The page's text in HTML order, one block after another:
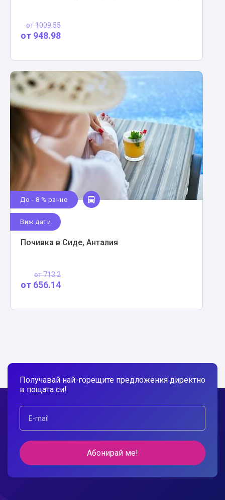
от1009.55
от 948.98
До - 8 % ранно
Виж дати
Почивка в Сиде, Анталия
от713.2
от 656.14
Получавай най-горещите предложения директно
в пощата си!
Абонирай ме!